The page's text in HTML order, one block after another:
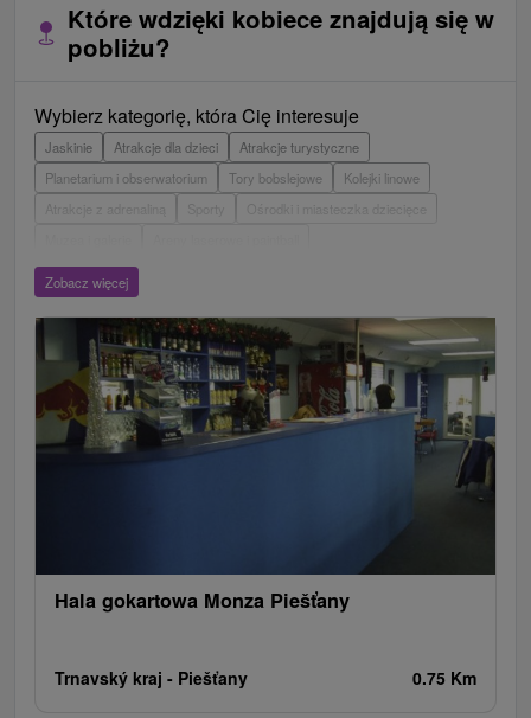
Które wdzięki kobiece znajdują się w
pobliżu?
Wybierz kategorię, która Cię interesuje
Jaskinie Atrakcje dla dzieci
Atrakcje turystyczne
Planetarium i obserwatorium
Tory bobslejowe
Kolejki linowe
Atrakcje z adrenaliną
Wieże obserwacyjne i chodniki
Escaperoom
Loty widokowe i rejsy wycieczkowe
Tarcze
Jeziora, jeziora, zbiorniki wodne
Zabytki techniki
Pomniki
Wodospady
Kościoły drewniane Zamki, pałace, ruiny
Skanseny
Aquaparki, baseny
Źródła Teatry
Jazda konna
Túry a turistické chodníky
Miejsca sakralne
Ośrodek narciarski
Zobacz więcej
Hala gokartowa Monza Piešťany
Trnavský kraj - Piešťany 0.75 Km